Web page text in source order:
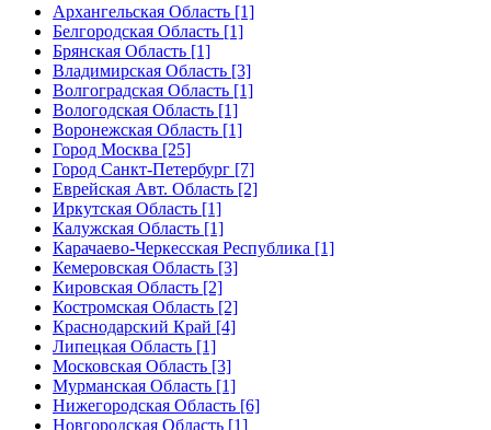
Архангельская Область [1]
Белгородская Область [1]
Брянская Область [1]
Владимирская Область [3]
Волгоградская Область [1]
Вологодская Область [1]
Воронежская Область [1]
Город Москва [25]
Город Санкт-Петербург [7]
Еврейская Авт. Область [2]
Иркутская Область [1]
Калужская Область [1]
Карачаево-Черкесская Республика [1]
Кемеровская Область [3]
Кировская Область [2]
Костромская Область [2]
Краснодарский Край [4]
Липецкая Область [1]
Московская Область [3]
Мурманская Область [1]
Нижегородская Область [6]
Новгородская Область [1]